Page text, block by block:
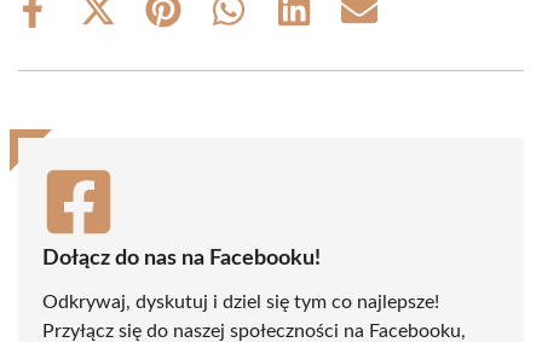
Share
Share
(Twitter)
Share
Share
Share
Share
Dołącz do nas na Facebooku!
Odkrywaj, dyskutuj i dziel się tym co najlepsze!
Przyłącz się do naszej społeczności na Facebooku,